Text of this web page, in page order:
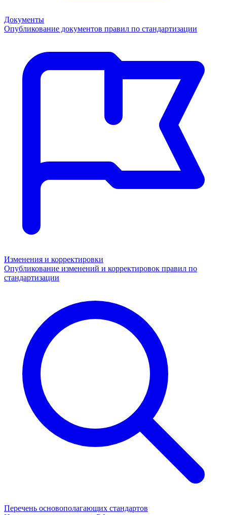
Документы
Опубликование документов правил по стандартизации
Изменения и корректировки
Опубликование изменений и корректировок правил по
стандартизации
Перечень основополагающих стандартов